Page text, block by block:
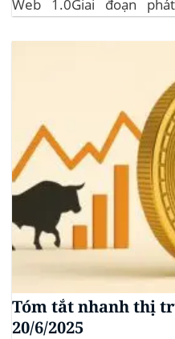
Web 1.0Giai đoạn
sánh giữa Web 3.0,
Tóm tắt nhanh thị
20/6/2025